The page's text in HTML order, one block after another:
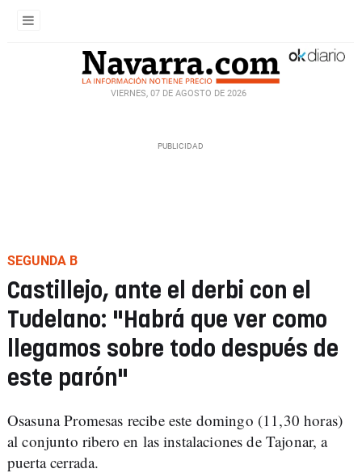
VIERNES, 07 DE AGOSTO DE 2026
SEGUNDA B
Castillejo, ante el derbi con el
Tudelano: "Habrá que ver como
llegamos sobre todo después de
este parón"
Osasuna Promesas recibe este domingo (11,30 horas)
al conjunto ribero en las instalaciones de Tajonar, a
puerta cerrada.